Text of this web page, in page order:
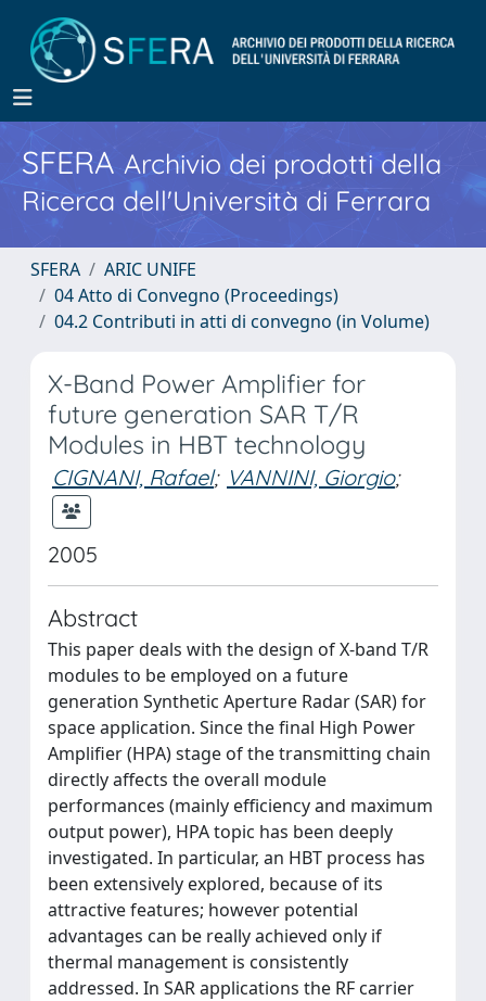
SFERA Archivio dei prodotti della
Ricerca dell'Università di Ferrara
SFERA
ARIC UNIFE
04 Atto di Convegno (Proceedings)
04.2 Contributi in atti di convegno (in Volume)
X-Band Power Amplifier for
future generation SAR T/R
Modules in HBT technology
CIGNANI, Rafael; VANNINI, Giorgio;
2005
Abstract
This paper deals with the design of X-band T/R
modules to be employed on a future
generation Synthetic Aperture Radar (SAR) for
space application. Since the final High Power
Amplifier (HPA) stage of the transmitting chain
directly affects the overall module
performances (mainly efficiency and maximum
output power), HPA topic has been deeply
investigated. In particular, an HBT process has
been extensively explored, because of its
attractive features; however potential
advantages can be really achieved only if
thermal management is consistently
addressed. In SAR applications the RF carrier